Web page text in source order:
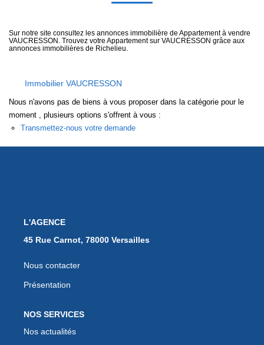
CONTACT
Sur notre site consultez les annonces immobilière de Appartement à vendre
VAUCRESSON. Trouvez votre Appartement sur VAUCRESSON grâce aux
annonces immobilières de Richelieu.
Immobilier VAUCRESSON
Nous n'avons pas de biens à vous proposer dans la catégorie pour le
moment , plusieurs options s'offrent à vous :
Transmettez-nous votre demande
L'AGENCE
45 Rue Carnot, 78000 Versailles
Nous contacter
Présentation
NOS SERVICES
Nos actualités